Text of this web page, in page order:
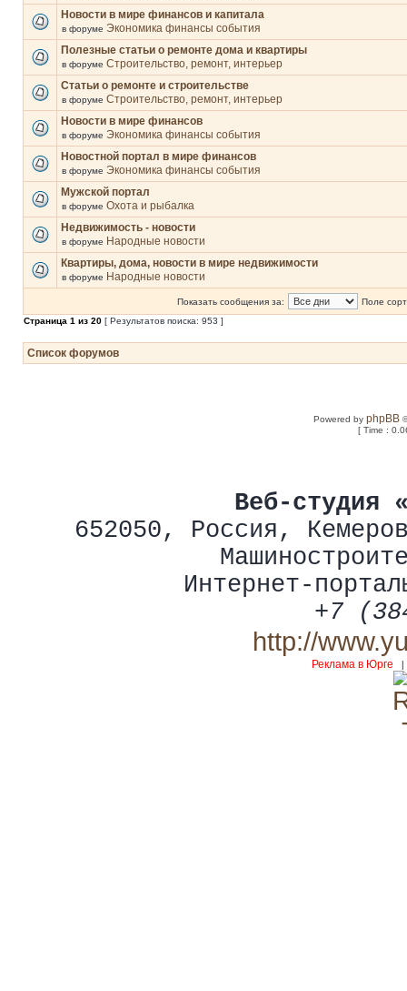
Новости в мире финансов и капитала
в форуме Экономика финансы события
Полезные статьи о ремонте дома и квартиры
в форуме Строительство, ремонт, интерьер
Статьи о ремонте и строительстве
в форуме Строительство, ремонт, интерьер
Новости в мире финансов
в форуме Экономика финансы события
Новостной портал в мире финансов
в форуме Экономика финансы события
Мужской портал
в форуме Охота и рыбалка
Недвижимость - новости
в форуме Народные новости
Квартиры, дома, новости в мире недвижимости
в форуме Народные новости
Показать сообщения за:
Поле
Страница 1 из 20 [ Результатов поиска: 953 ]
Список форумов
Powered byphpBB
[ Time :
Веб-студия
652050, Россия ,
Интернет-
+7
http://
Реклама в Юрге